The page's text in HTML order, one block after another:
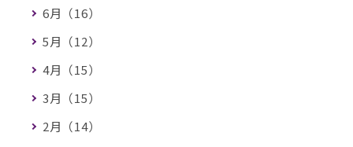
6月（16）
5月（12）
4月（15）
3月（15）
2月（14）